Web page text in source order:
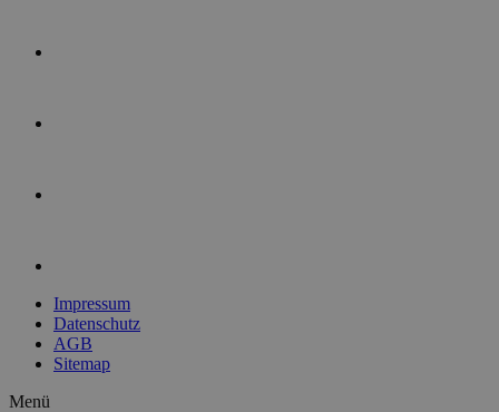
Impressum
Datenschutz
AGB
Sitemap
Menü